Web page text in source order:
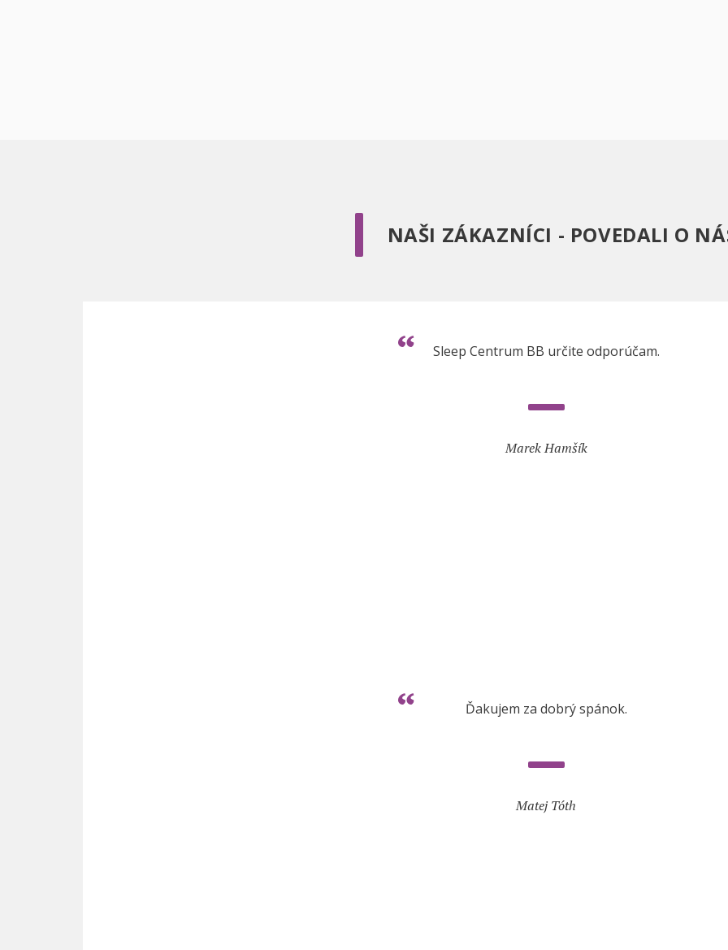
NAŠI ZÁKAZNÍCI - POVEDALI O
Sleep Centrum BB určite odporúčam.
Marek Hamšík
Ďakujem za dobrý spánok.
Matej Tóth